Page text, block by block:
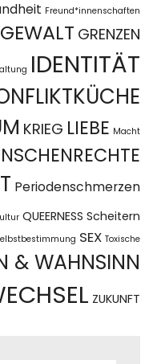
Freund*innenschaften
GEWALT GRENZEN
IDENTITÄT
KRIEG LIEBE Macht
Periodenschmerzen
QUEERNESS Scheitern
SEX Toxische
& WAHNSINN
ZUKUNFT